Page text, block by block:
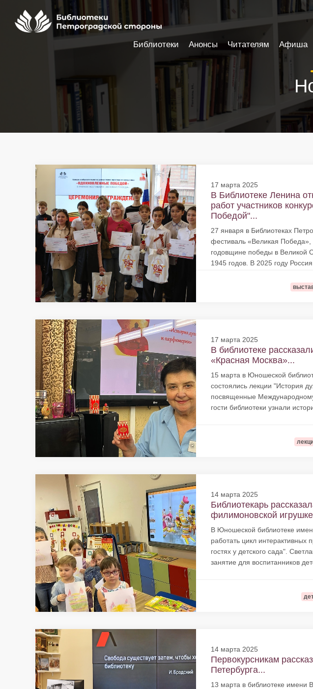
17 марта 2025
В Библиотеке Ленина
работ участников
Победой"...
27 января в Библиотеках
фестиваль «Великая
годовщине победы в Великой
1945 годов. В 2025 году Россия
17 марта 2025
В библиотеке
«Красная Москва»...
15 марта в Юношеской
состоялись лекции "История
посвященные
гости библиотеки узнали
14 марта 2025
Библиотекарь
филимоновской
В Юношеской библиотеке
работать цикл интерактивных
гостях у детского сада".
занятие для воспитанников
14 марта 2025
Первокурсникам
Петербурга...
13 марта в библиотеке имени
Библиотеки Анонсы Читателям Афиша
Настройки доступности